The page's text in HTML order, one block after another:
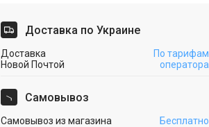
Доставка по Украине
Доставка
Новой Почтой
По тарифам
оператора
Cамовывоз
Самовывоз из магазина Бесплатно